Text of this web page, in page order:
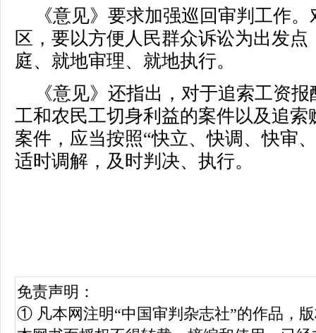
《意见》要求加强巡回审判工作
区，要以方便人民群众诉讼为出发
庭、就地审理、就地执行。
《意见》还指出，对于追索工资
工和农民工切身利益的案件以及追
案件，应当按照“快立、快调、快审
适时调解，及时判决、执行。
免责声明：
① 凡本网注明“中国审判杂志社”的作品，